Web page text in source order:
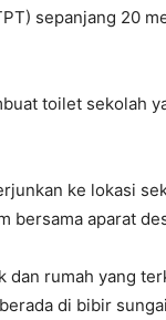
sepanjang 20
toilet sekolah
ke lokasi
bersama aparat
dan rumah yang
di bibir